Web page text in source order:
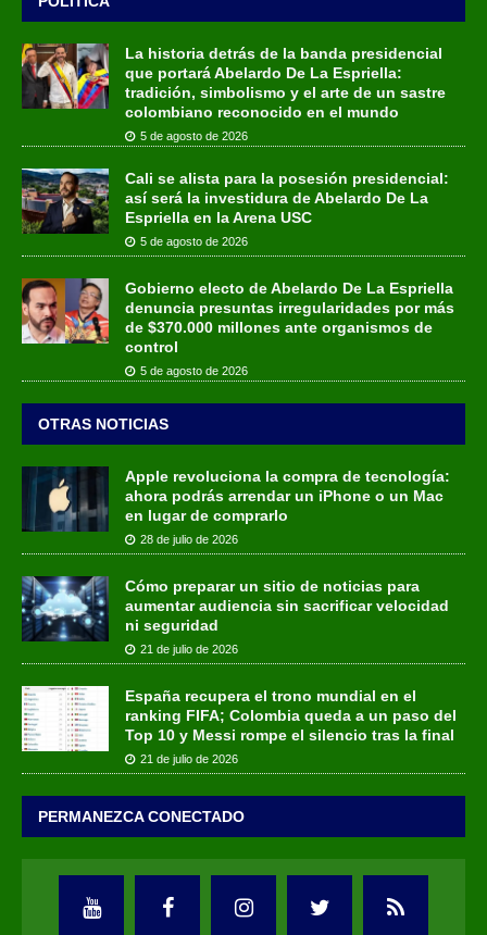
La historia detrás de la banda presidencial
que portará Abelardo De La Espriella:
tradición, simbolismo y el arte de un sastre
colombiano reconocido en el mundo
5 de agosto de 2026
Cali se alista para la posesión presidencial:
así será la investidura de Abelardo De La
Espriella en la Arena USC
5 de agosto de 2026
Gobierno electo de Abelardo De La Espriella
denuncia presuntas irregularidades por más
de $370.000 millones ante organismos de
control
5 de agosto de 2026
OTRAS NOTICIAS
Apple revoluciona la compra de tecnología:
ahora podrás arrendar un iPhone o un Mac
en lugar de comprarlo
28 de julio de 2026
Cómo preparar un sitio de noticias para
aumentar audiencia sin sacrificar velocidad
ni seguridad
21 de julio de 2026
España recupera el trono mundial en el
ranking FIFA; Colombia queda a un paso del
Top 10 y Messi rompe el silencio tras la final
21 de julio de 2026
PERMANEZCA CONECTADO